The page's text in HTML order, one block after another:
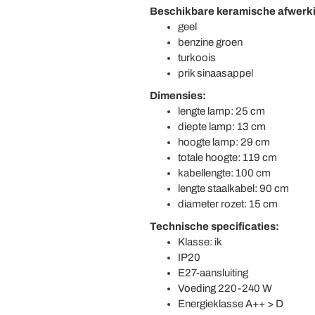
Beschikbare keramische
geel
benzine groen
turkoois
prik sinaasappel
Dimensies:
lengte lamp: 25 cm
diepte lamp: 13 cm
hoogte lamp: 29 cm
totale hoogte: 119 cm
kabellengte: 100 cm
lengte staalkabel: 90 cm
diameter rozet: 15 cm
Technische specificaties:
Klasse: ik
IP20
E27-aansluiting
Voeding 220-240 W
Energieklasse A++ > D